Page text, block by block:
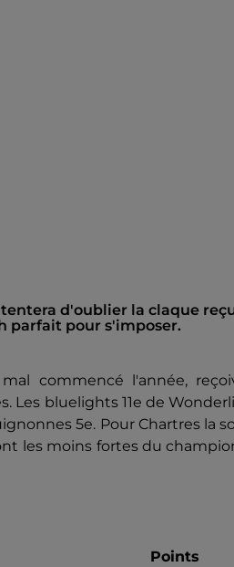
d'oublier la claque
parfait pour s'imposer.
commencé l'année,
Les bluelights 11e de
5e. Pour Chartres la
les moins fortes du
Points